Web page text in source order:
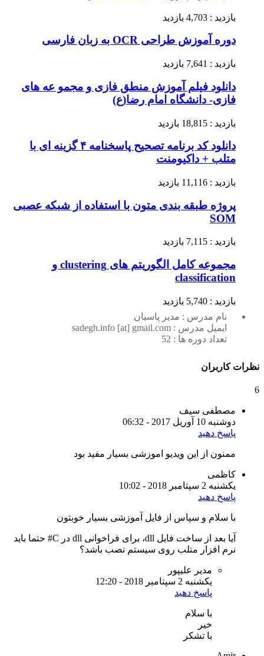
بازدید : 4,703 بازدید
دوره آموزش طراحی OCR به زبان فارسی
بازدید : 7,641 بازدید
دانلود فیلم آموزش منطق فازی و مجمو عه های
فازی- دانشگاه امام رضا(ع)
بازدید : 18,815 بازدید
دانلود کد برنامه تصحیح پاسخنامه ۴ گزینه ای با
متلب + داکیومنت
بازدید : 11,116 بازدید
پروژه طبقه بندی متون با استفاده از شبکه عصبی
SOM
بازدید : 7,115 بازدید
مجموعه کامل الگوریتم های clustering و
classification
بازدید : 5,740 بازدید
نام مدرس : مدیر پاسبان
ایمیل مدرس : sadegh.info [at] gmail.com
تعداد دوره ها : 52
نظرات کاربران
6
مصطفی سیف
دوشنبه 10 آوریل 2017 - 06:32
پاسخ دهید
ممنون از این ویدیو اموزشی بسیار مفید بود
کاظمی
یکشنبه 2 سپتامبر 2018 - 10:02
پاسخ دهید
با سلام و سپاس از فایل آموزشی بسیار خوبتون
آیا بعد از ساخت فایل dll، برای فراخوانی dll در C# حتما باید
نرم افزار متلب روی سیستم نصب باشد؟
مدیر علیپور
یکشنبه 2 سپتامبر 2018 - 12:20
پاسخ دهید
با سلام
خیر
با تشکر